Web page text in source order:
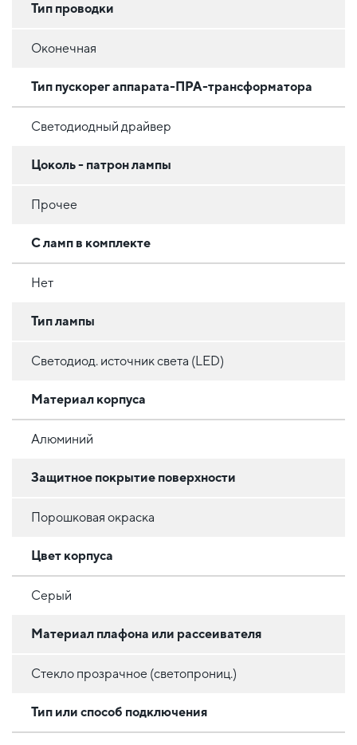
Тип проводки
Оконечная
Тип пускорег аппарата-ПРА-трансформатора
Светодиодный драйвер
Цоколь - патрон лампы
Прочее
С ламп в комплекте
Нет
Тип лампы
Светодиод. источник света (LED)
Материал корпуса
Алюминий
Защитное покрытие поверхности
Порошковая окраска
Цвет корпуса
Серый
Материал плафона или рассеивателя
Стекло прозрачное (светопрониц.)
Тип или способ подключения